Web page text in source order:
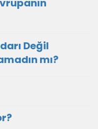
Değil
mı?